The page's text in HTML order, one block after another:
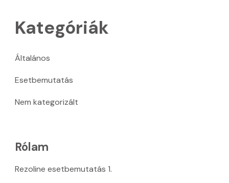
Kategóriák
Általános
Esetbemutatás
Nem kategorizált
Rólam
Rezoline esetbemutatás 1.